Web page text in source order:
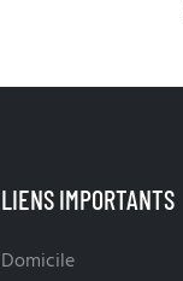
LIENS IMPORTANTS
Domicile